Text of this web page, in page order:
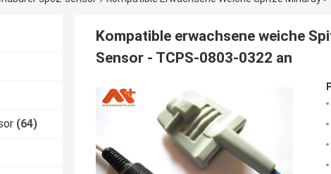
(64)
Kompatible erwachsene weiche
Sensor - TCPS-0803-0322 an